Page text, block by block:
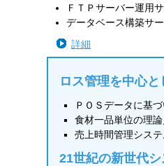
ＦＴＰサーバー運用
データベース構築サ
詳細
ロス管理を中心
ＰＯＳデータに基
食材一品単位の理
売上時間管理シス
21世紀の新世代